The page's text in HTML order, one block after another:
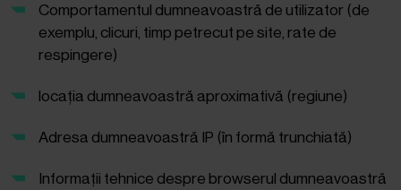
Comportamentul dumneavoastră de utilizator (de
exemplu, clicuri, timp petrecut pe site, rate de
respingere)
locația dumneavoastră aproximativă (regiune)
Adresa dumneavoastră IP (în formă trunchiată)
Informații tehnice despre browserul dumneavoastră